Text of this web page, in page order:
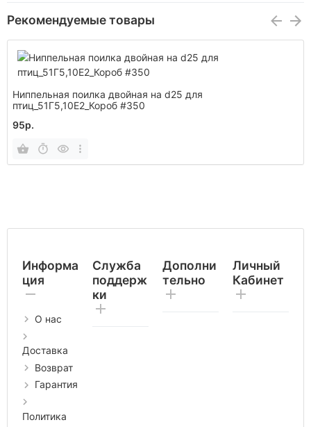
Рекомендуемые товары
Ниппельная поилка двойная на d25 для
птиц_51Г5,10Е2_Короб #350
95р.
Информа
ция
О нас
Доставка
Возврат
Гарантия
Политика
Служба
поддерж
ки
Дополни
тельно
Личный
Кабинет